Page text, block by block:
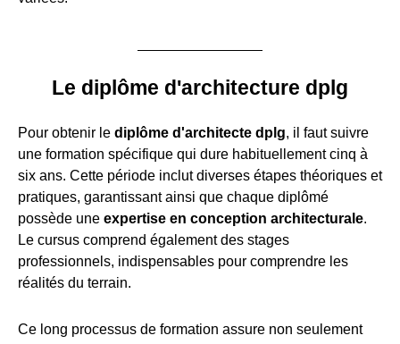
Le diplôme d'architecture dplg
Pour obtenir le diplôme d'architecte dplg, il faut suivre
une formation spécifique qui dure habituellement cinq à
six ans. Cette période inclut diverses étapes théoriques et
pratiques, garantissant ainsi que chaque diplômé
possède une expertise en conception architecturale.
Le cursus comprend également des stages
professionnels, indispensables pour comprendre les
réalités du terrain.
Ce long processus de formation assure non seulement